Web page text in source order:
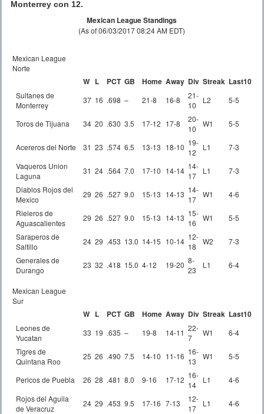
Monterrey con 12.
Mexican League Standings
(As of 06/03/2017 08:24 AM EDT)
Mexican League
Norte
W L PCT GB Home Away Div Streak Last10
Sultanes de
Monterrey
37 16 .698 – 21-8 16-8
21-
10
L2 5-5
Toros de Tijuana 34 20 .630 3.5 17-12 17-8
20-
10
W1 5-5
Acereros del Norte 31 23 .574 6.5 13-13 18-10 19-
12
L1
7-3
Vaqueros Union
Laguna
31 24 .564 7.0 17-10 14-14 14-
17
L1
7-3
Diablos Rojos del
Mexico
29 26 .527 9.0 15-13 14-13 14-
17
W1
4-6
Rieleros de
Aguascalientes
29 26 .527 9.0 15-13 14-13 15-
16
W1
5-5
Saraperos de
Saltillo
24 29 .453 13.0 14-15 10-14 12-
18
W2
7-3
Generales de
Durango
23 32 .418 15.0 4-12 19-20 8-
23
L1 6-4
Mexican League
Sur
W L PCT GB Home Away Div Streak Last10
Leones de
Yucatan
33 19 .635 – 19-8 14-11 22-
7
W1
6-4
Tigres de
Quintana Roo
25 26 .490 7.5 14-10 11-16 16-
13
W1 5-5
Pericos de Puebla 26 28 .481 8.0 9-16 17-12 16-
14
L1
4-6
Rojos del Aguila
de Veracruz
24 29 .453 9.5 17-16 7-13
12-
17
L1
4-6